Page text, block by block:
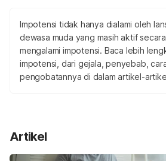
Impotensi tidak hanya dialami oleh
dewasa muda yang masih aktif
mengalami impotensi. Baca lebih
impotensi, dari gejala, penyebab,
pengobatannya di dalam artikel-
Artikel